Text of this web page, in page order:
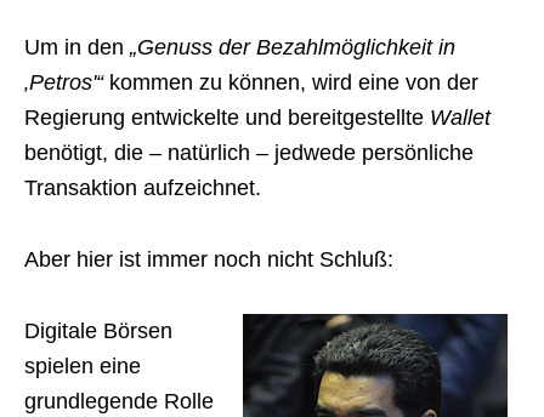
Um in den „Genuss der Bezahlmöglichkeit in
‚Petros'“kommen zu können, wird eine von der
Regierung entwickelte und bereitgestellte Wallet
benötigt, die – natürlich – jedwede persönliche
Transaktion aufzeichnet.
Aber hier ist immer noch nicht Schluß:
Digitale Börsen
spielen eine
grundlegende Rolle